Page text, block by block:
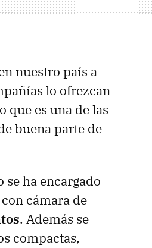
nuestro país a
lo ofrezcan
que es una de las
buena parte de
ha encargado
cámara de
. Además se
compactas,